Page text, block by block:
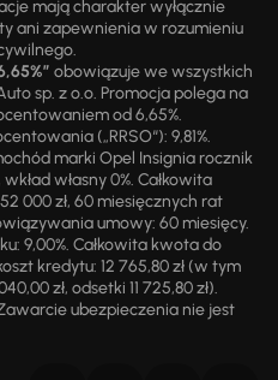
mają charakter wyłącznie
ani zapewnienia w rozumieniu
obowiązuje we wszystkich
sp. z o.o. Promocja polega na
od 6,65%.
(„RRSO“): 9,81%.
marki Opel Insignia rocznik
własny 0%. Całkowita
000 zł, 60 miesięcznych rat
umowy: 60 miesięcy.
9,00%. Całkowita kwota do
kredytu: 12 765,80 zł (w tym
zł, odsetki 11 725,80 zł).
ubezpieczenia nie jest